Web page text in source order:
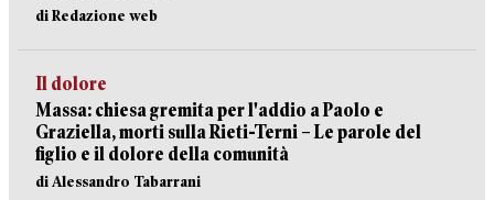
di Redazione web
Il dolore
Massa: chiesa gremita per l'addio a Paolo e
Graziella, morti sulla Rieti-Terni – Le parole del
figlio e il dolore della comunità
di Alessandro Tabarrani